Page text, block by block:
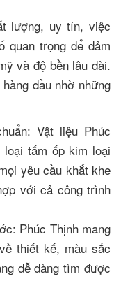
lượng, uy tín, việc
quan trọng để đảm
và độ bền lâu dài.
đầu nhờ những
Vật liệu Phúc
tấm ốp kim loại
yêu cầu khắt khe
với cả công trình
Phúc Thịnh mang
thiết kế, màu sắc
dễ dàng tìm được